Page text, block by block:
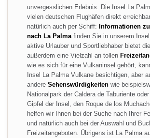
unvergesslichen Erlebnis. Die Insel La
vielen deutschen Flughäfen direkt
natürlich auch per Schiff: Informationen
nach La Palma finden Sie in unserem
aktive Urlauber und Sportliebhaber bietet
außerdem eine Vielzahl an tollen
wie es sich für eine Vulkaninsel gehört,
Insel La Palma Vulkane besichtigen, aber
andere Sehenswürdigkeiten wie
Nationalpark der Caldera de Taburiente
Gipfel der Insel, den Roque de los
helfen wir Ihnen bei der Suche nach Ihrer
und natürlich auch bei der Auswahl und
Freizeitangeboten. Übrigens ist La Palma